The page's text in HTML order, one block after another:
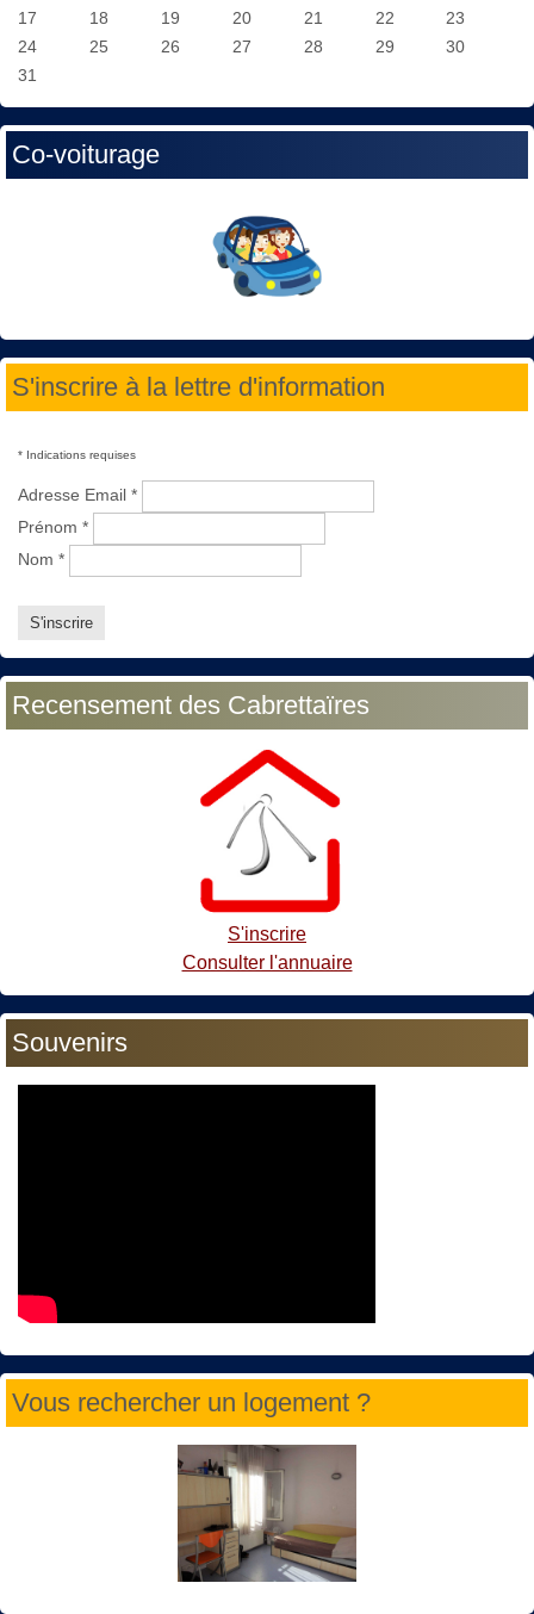
17
18 19 20 21 22
23
24
25 26 27 28 29
30
31
Co-voiturage
S'inscrire à la lettre d'information
* Indications requises
Adresse Email *
Prénom *
Nom *
Recensement des Cabrettaïres
S'inscrire
Consulter l'annuaire
Souvenirs
Vous rechercher un logement ?